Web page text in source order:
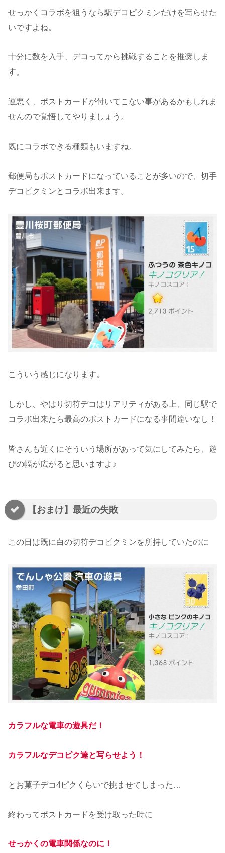
せっかくコラボを狙うなら駅デコピクミンだけを写らせた
いですよね。
十分に数を入手、デコってから挑戦することを推奨しま
す。
運悪く、ポストカードが付いてこない事があるかもしれま
せんので覚悟してやりましょう。
既にコラボできる種類もいますね。
郵便局もポストカードになっていることが多いので、切手
デコピクミンとコラボ出来ます。
こういう感じになります。
しかし、やはり切符デコはリアリティがある上、同じ駅で
コラボ出来たら最高のポストカードになる事間違いなし！
皆さんも近くにそういう場所があって気にしてみたら、遊
びの幅が広がると思いますよ♪
【おまけ】最近の失敗
この日は既に白の切符デコピクミンを所持していたのに
カラフルな電車の遊具だ！
カラフルなデコピク達と写らせよう！
とお菓子デコ4ピクくらいで挑ませてしまった…
終わってポストカードを受け取った時に
せっかくの電車関係なのに！